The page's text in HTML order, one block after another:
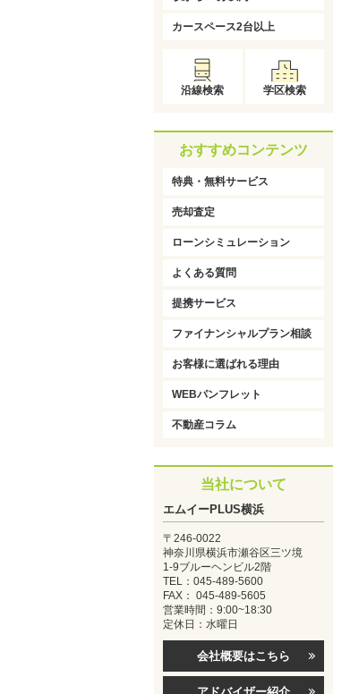
カースペース2台以上
沿線検索 学区検索
おすすめコンテンツ
特典・無料サービス
売却査定
ローンシミュレーション
よくある質問
提携サービス
ファイナンシャルプラン相談
お客様に選ばれる理由
WEBパンフレット
不動産コラム
当社について
エムイーPLUS横浜
〒246-0022
神奈川県横浜市瀬谷区三ツ境
1-9ブルーヘンビル2階
TEL：045-489-5600
FAX： 045-489-5605
営業時間：9:00~18:30
定休日：水曜日
会社概要はこちら